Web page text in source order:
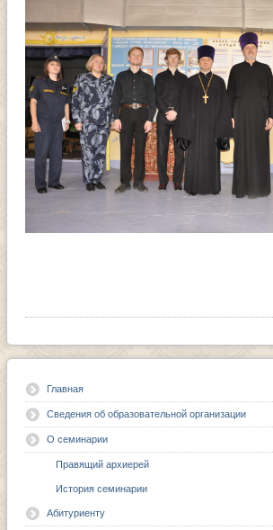
Главная
Сведения об образовательной организации
О семинарии
Правящий архиерей
История семинарии
Абитуриенту